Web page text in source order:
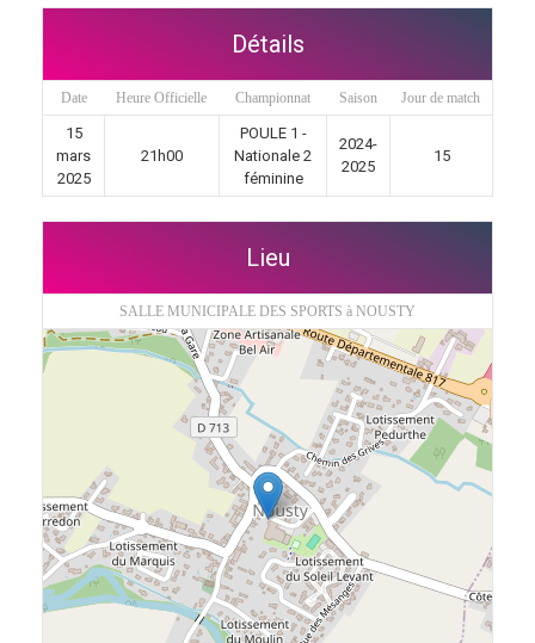
Détails
Date Heure Officielle Championnat Saison Jour de match
15
mars
2025
21h00
POULE 1 -
Nationale 2
féminine
2024-
2025
15
Lieu
SALLE MUNICIPALE DES SPORTS à NOUSTY